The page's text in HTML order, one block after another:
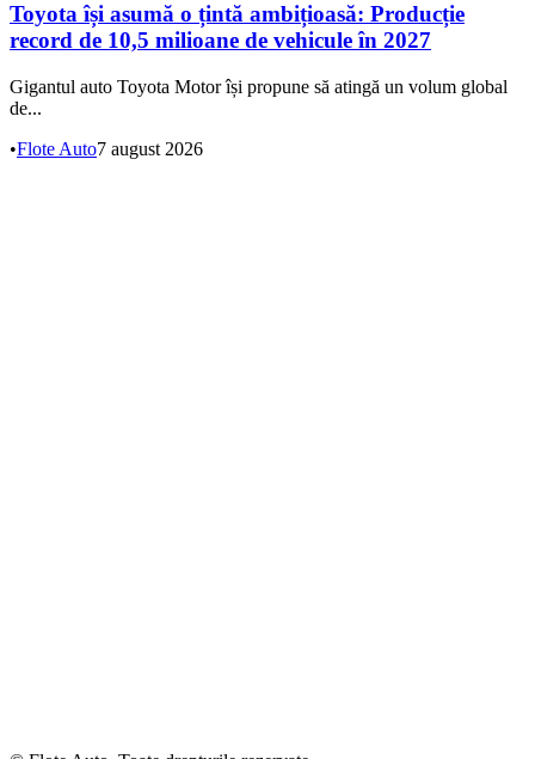
Toyota își asumă o țintă ambițioasă: Producție
record de 10,5 milioane de vehicule în 2027
Gigantul auto Toyota Motor își propune să atingă un volum global
de...
•Flote Auto7 august 2026